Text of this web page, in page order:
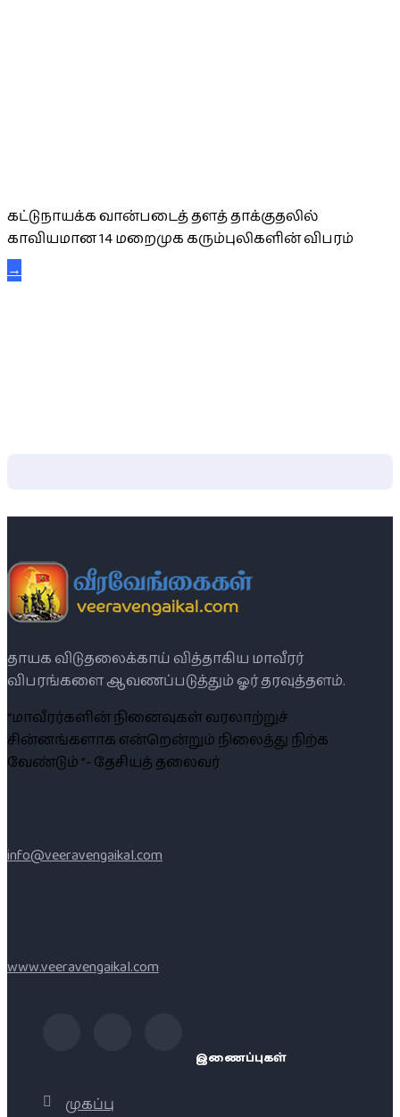
கட்டுநாயக்க வான்படைத் தளத் தாக்குதலில்
காவியமான 14 மறைமுக கரும்புலிகளின் விபரம்
→
தாயக விடுதலைக்காய் வித்தாகிய மாவீரர்
விபரங்களை ஆவணப்படுத்தும் ஓர் தரவுத்தளம்.
“மாவீரர்களின் நினைவுகள் வரலாற்றுச்
சின்னங்களாக என்றென்றும் நிலைத்து நிற்க
வேண்டும் ”- தேசியத் தலைவர்
info@veeravengaikal.com
www.veeravengaikal.com
இணைப்புகள்
முகப்பு